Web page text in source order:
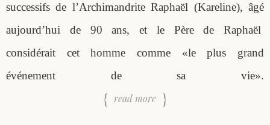
successifs de l’Archimandrite Raphaël (Kareline), âgé
aujourd’hui de 90 ans, et le Père de Raphaël
considérait cet homme comme «le plus grand
événement de sa vie».
read more